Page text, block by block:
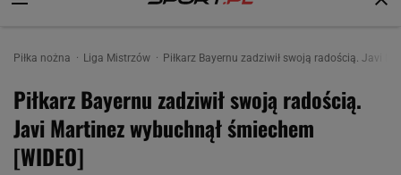
Piłka nożna Liga Mistrzów Piłkarz Bayernu zadziwił swoją radością. Javi
Piłkarz Bayernu zadziwił swoją radością.
Javi Martinez wybuchnął śmiechem
[WIDEO]